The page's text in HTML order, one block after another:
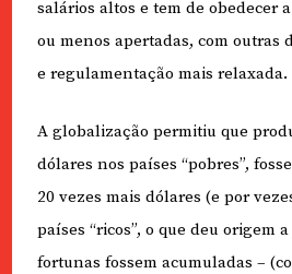
salários altos e tem de obedecer
ou menos apertadas, com outras
e regulamentação mais relaxada.
A globalização permitiu que
dólares nos países “pobres”,
20 vezes mais dólares (e por
países “ricos”, o que deu origem
fortunas fossem acumuladas –